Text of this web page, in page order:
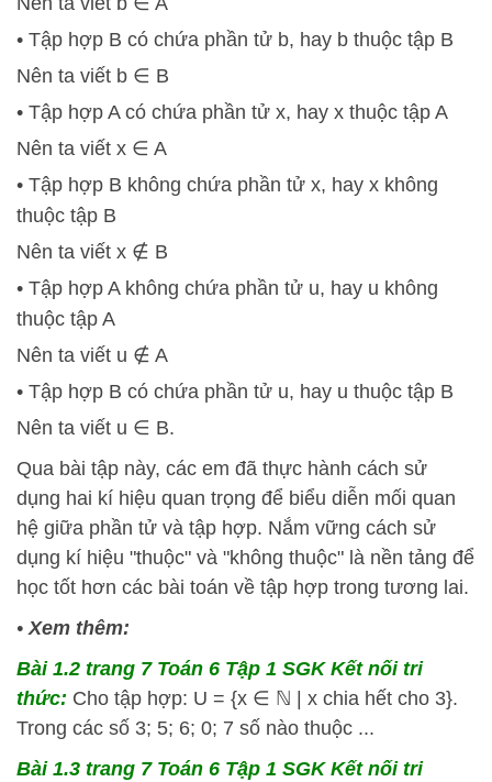
• Tập hợp B có chứa phần tử b, hay b thuộc tập B
Nên ta viết b ∈ B
• Tập hợp A có chứa phần tử x, hay x thuộc tập A
Nên ta viết x ∈ A
• Tập hợp B không chứa phần tử x, hay x không
thuộc tập B
Nên ta viết x ∉ B
• Tập hợp A không chứa phần tử u, hay u không
thuộc tập A
Nên ta viết u ∉ A
• Tập hợp B có chứa phần tử u, hay u thuộc tập B
Nên ta viết u ∈ B.
Qua bài tập này, các em đã thực hành cách sử
dụng hai kí hiệu quan trọng để biểu diễn mối quan
hệ giữa phần tử và tập hợp. Nắm vững cách sử
dụng kí hiệu "thuộc" và "không thuộc" là nền tảng để
học tốt hơn các bài toán về tập hợp trong tương lai.
•Xem thêm:
Bài 1.2 trang 7 Toán 6 Tập 1 SGK Kết nối tri
thức: Cho tập hợp: U = {x ∈ ℕ | x chia hết cho 3}.
Trong các số 3; 5; 6; 0; 7 số nào thuộc ...
Bài 1.3 trang 7 Toán 6 Tập 1 SGK Kết nối tri